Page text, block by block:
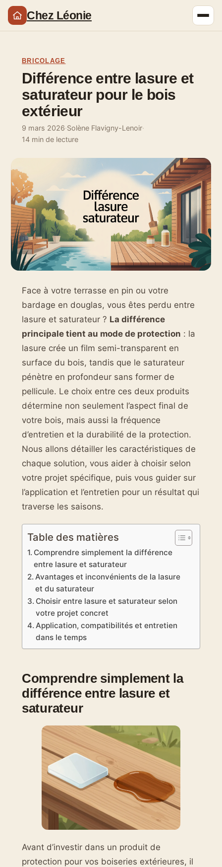
Chez Léonie
BRICOLAGE
Différence entre lasure et
saturateur pour le bois
extérieur
9 mars 2026·Solène Flavigny-Lenoir·
14 min de lecture
Face à votre terrasse en pin ou votre
bardage en douglas, vous êtes perdu entre
lasure et saturateur ? La différence
principale tient au mode de protection : la
lasure crée un film semi-transparent en
surface du bois, tandis que le saturateur
pénètre en profondeur sans former de
pellicule. Le choix entre ces deux produits
détermine non seulement l’aspect final de
votre bois, mais aussi la fréquence
d’entretien et la durabilité de la protection.
Nous allons détailler les caractéristiques de
chaque solution, vous aider à choisir selon
votre projet spécifique, puis vous guider sur
l’application et l’entretien pour un résultat qui
traverse les saisons.
Table des matières
Comprendre simplement la différence
entre lasure et saturateur
Avantages et inconvénients de la lasure
et du saturateur
Choisir entre lasure et saturateur selon
votre projet concret
Application, compatibilités et entretien
dans le temps
Comprendre simplement la
différence entre lasure et
saturateur
Avant d’investir dans un produit de
protection pour vos boiseries extérieures, il